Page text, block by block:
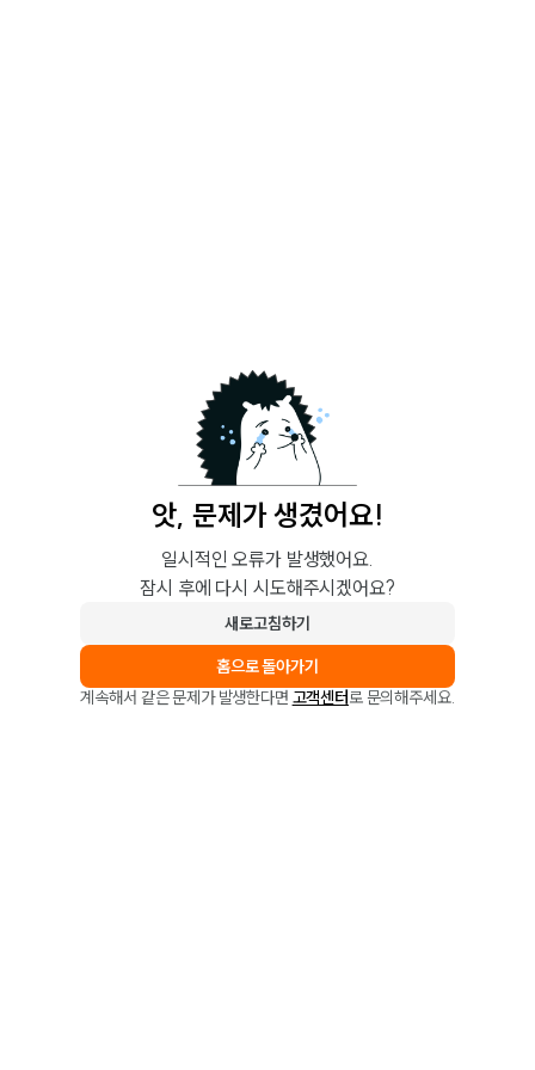
앗, 문제가 생겼어요!
일시적인 오류가 발생했어요.
잠시 후에 다시 시도해주시겠어요?
새로고침하기
홈으로 돌아가기
계속해서 같은 문제가 발생한다면 고객센터로 문의해주세요.